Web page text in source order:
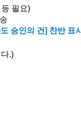
필요)
승인의 건] 찬반 표시
.)